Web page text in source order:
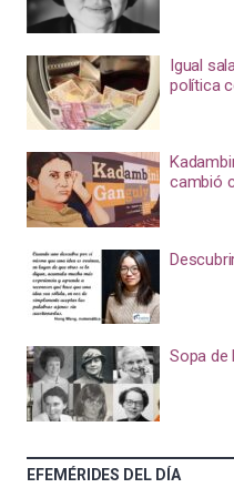
Igual
política
cambió
Sopa
EFEMÉRIDES DEL DÍA